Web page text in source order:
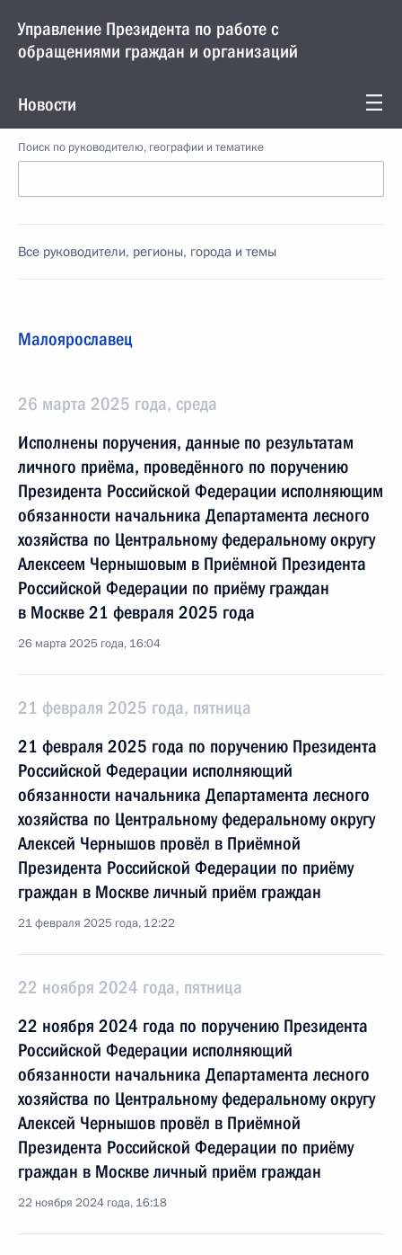
Управление Президента по работе с
обращениями граждан и организаций
Новости
Поиск по руководителю, географии и тематике
Все руководители, регионы, города и темы
Малоярославец
26 марта 2025 года, среда
Исполнены поручения, данные по результатам
личного приёма, проведённого по поручению
Президента Российской Федерации исполняющим
обязанности начальника Департамента лесного
хозяйства по Центральному федеральному округу
Алексеем Чернышовым в Приёмной Президента
Российской Федерации по приёму граждан
в Москве 21 февраля 2025 года
26 марта 2025 года, 16:04
21 февраля 2025 года, пятница
21 февраля 2025 года по поручению Президента
Российской Федерации исполняющий
обязанности начальника Департамента лесного
хозяйства по Центральному федеральному округу
Алексей Чернышов провёл в Приёмной
Президента Российской Федерации по приёму
граждан в Москве личный приём граждан
21 февраля 2025 года, 12:22
22 ноября 2024 года, пятница
22 ноября 2024 года по поручению Президента
Российской Федерации исполняющий
обязанности начальника Департамента лесного
хозяйства по Центральному федеральному округу
Алексей Чернышов провёл в Приёмной
Президента Российской Федерации по приёму
граждан в Москве личный приём граждан
22 ноября 2024 года, 16:18